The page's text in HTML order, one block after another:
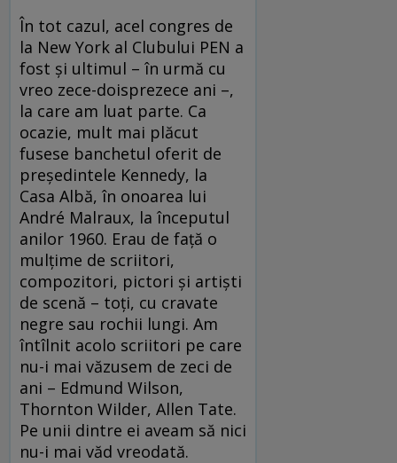
În tot cazul, acel congres de
la New York al Clubului PEN a
fost și ultimul – în urmă cu
vreo zece-doisprezece ani –,
la care am luat parte. Ca
ocazie, mult mai plăcut
fusese banchetul oferit de
președintele Kennedy, la
Casa Albă, în onoarea lui
André Malraux, la începutul
anilor 1960. Erau de față o
mulțime de scriitori,
compozitori, pictori și artiști
de scenă – toți, cu cravate
negre sau rochii lungi. Am
întîlnit acolo scriitori pe care
nu-i mai văzusem de zeci de
ani – Edmund Wilson,
Thornton Wilder, Allen Tate.
Pe unii dintre ei aveam să nici
nu-i mai văd vreodată.